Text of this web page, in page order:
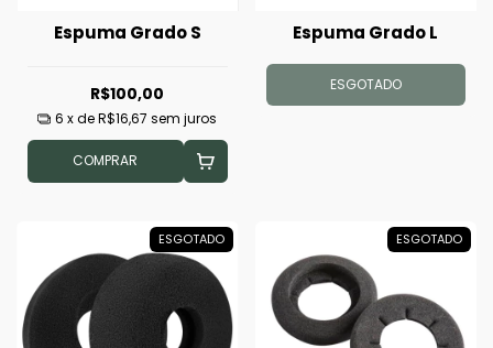
Espuma Grado S
R$100,00
6 x deR$16,67 sem juros
COMPRAR
Espuma Grado L
ESGOTADO
ESGOTADO ESGOTADO